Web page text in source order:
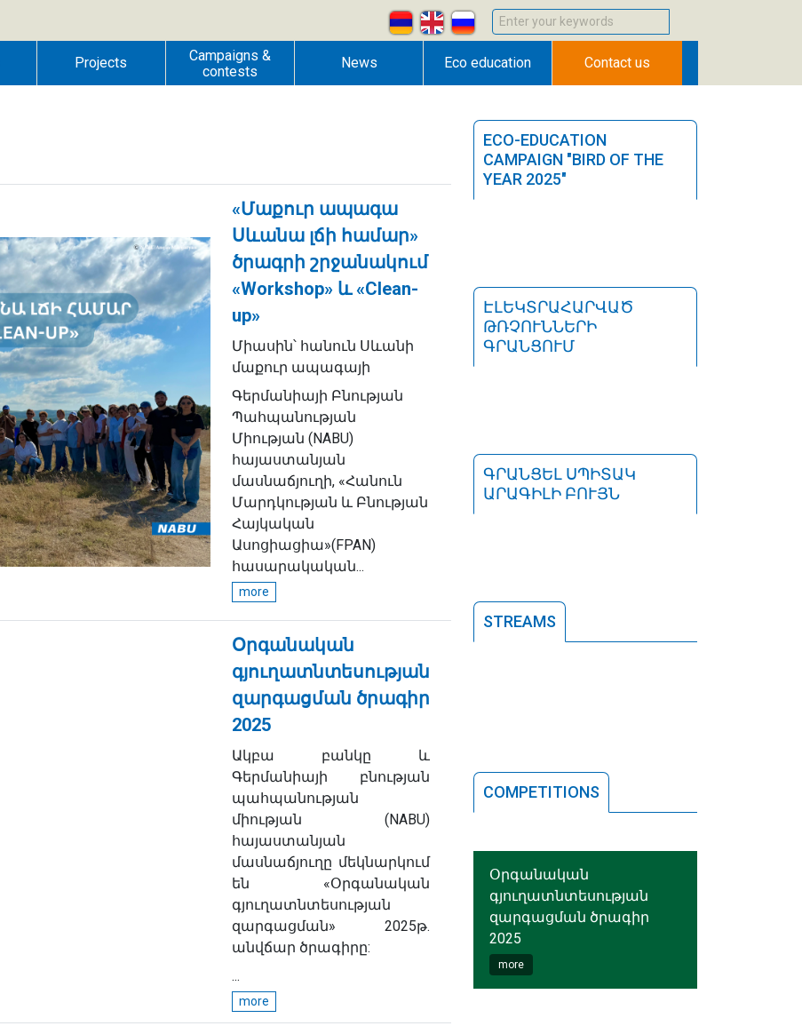
Enter your keywords
Projects
Campaigns &
contests
News Eco education Contact us
«Մաքուր ապագա
Սևանա լճի համար»
ծրագրի շրջանակում
«Workshop» և «Clean-
up»
Միասին՝ հանուն Սևանի
մաքուր ապագայի
Գերմանիայի Բնության
Պահպանության
Միության (NABU)
հայաստանյան
մասնաճյուղի, «Հանուն
Մարդկության և Բնության
Հայկական
Ասոցիացիա»(FPAN)
հասարակական...
more
Օրգանական
գյուղատնտեսության
զարգացման ծրագիր
2025
Ակբա բանկը և
Գերմանիայի բնության
պահպանության
միության (NABU)
հայաստանյան
մասնաճյուղը մեկնարկում
են «Օրգանական
գյուղատնտեսության
զարգացման» 2025թ.
անվճար ծրագիրը:
...
more
ECO-EDUCATION
CAMPAIGN "BIRD OF THE
YEAR 2025"
ԷԼԵԿՏՐԱՀԱՐՎԱԾ
ԹՌՉՈՒՆՆԵՐԻ
ԳՐԱՆՑՈՒՄ
ԳՐԱՆՑԵԼ ՍՊԻՏԱԿ
ԱՐԱԳԻԼԻ ԲՈՒՅՆ
STREAMS
COMPETITIONS
Օրգանական
գյուղատնտեսության
զարգացման ծրագիր
2025
more